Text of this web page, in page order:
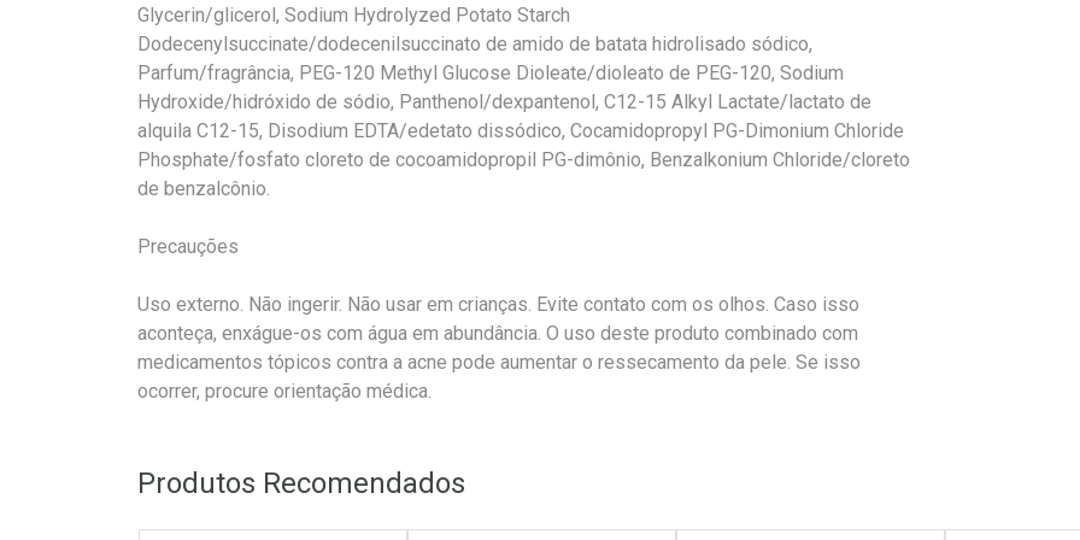
Glycerin/glicerol, Sodium Hydrolyzed Potato Starch
Dodecenylsuccinate/dodecenilsuccinato de amido de batata hidrolisado sódico,
Parfum/fragrância, PEG-120 Methyl Glucose Dioleate/dioleato de PEG-120, Sodium
Hydroxide/hidróxido de sódio, Panthenol/dexpantenol, C12-15 Alkyl Lactate/lactato de
alquila C12-15, Disodium EDTA/edetato dissódico, Cocamidopropyl PG-Dimonium Chloride
Phosphate/fosfato cloreto de cocoamidopropil PG-dimônio, Benzalkonium Chloride/cloreto
de benzalcônio.
Precauções
Uso externo. Não ingerir. Não usar em crianças. Evite contato com os olhos. Caso isso
aconteça, enxágue-os com água em abundância. O uso deste produto combinado com
medicamentos tópicos contra a acne pode aumentar o ressecamento da pele. Se isso
ocorrer, procure orientação médica.
Produtos Recomendados